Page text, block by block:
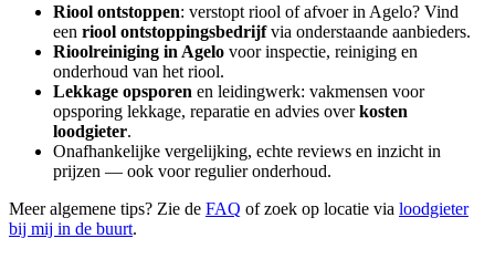
Riool ontstoppen: verstopt riool of afvoer in Agelo? Vind
een riool ontstoppingsbedrijfvia onderstaande aanbieders.
Rioolreiniging in Agelo voor inspectie, reiniging en
onderhoud van het riool.
Lekkage opsporen en leidingwerk: vakmensen voor
opsporing lekkage, reparatie en advies overkosten
loodgieter.
Onafhankelijke vergelijking, echte reviews en inzicht in
prijzen — ook voor regulier onderhoud.
Meer algemene tips? Zie de FAQ of zoek op locatie via loodgieter
bij mij in de buurt.